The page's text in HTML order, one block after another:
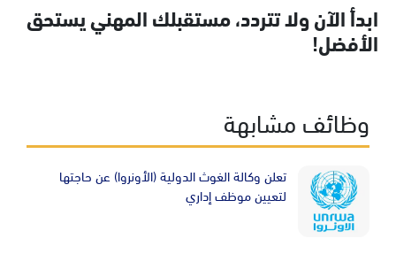
ابدأ الآن ولا تتردد، مستقبلك المهني يستحق
الأفضل!
وظائف مشابهة
Image تعلن وكالة الغوث الدولية (الأونروا) عن حاجتها
لتعيين موظف إداري